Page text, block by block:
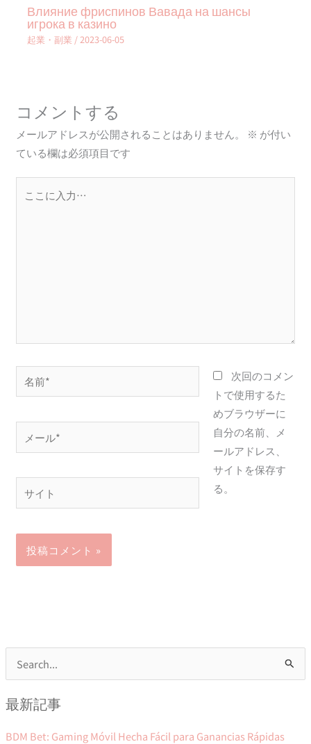
Влияние фриспинов Вавада на шансы
игрока в казино
起業・副業 /2023-06-05
コメントする
メールアドレスが公開されることはありません。 ※ が付い
ている欄は必須項目です
前
ー
イ
次回のコメン
トで使用するた
めブラウザーに
自分の名前、メ
ールアドレス、
サイトを保存す
る。
対
最新記事
BDM Bet: Gaming Móvil Hecha Fácil para Ganancias Rápidas